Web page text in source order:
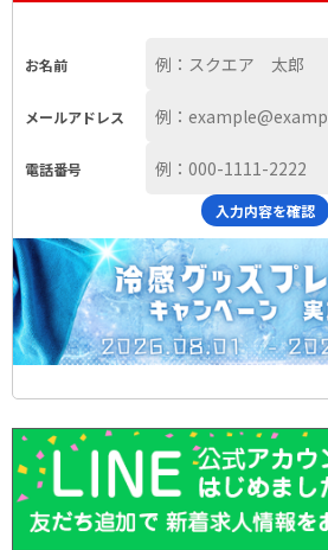
お名前
メールアドレス
電話番号
入力内容を確認